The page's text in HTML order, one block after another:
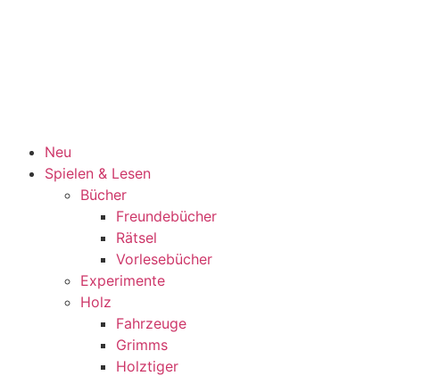
Neu
Spielen & Lesen
Bücher
Freundebücher
Rätsel
Vorlesebücher
Experimente
Holz
Fahrzeuge
Grimms
Holztiger